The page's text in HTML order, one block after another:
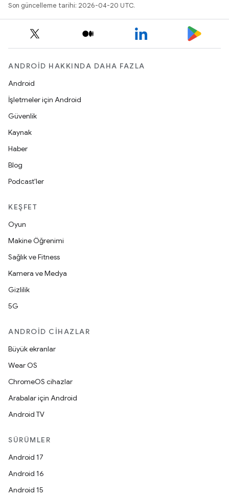
Son güncelleme tarihi: 2026-04-20 UTC.
ANDROID HAKKINDA DAHA FAZLA
Android
İşletmeler için Android
Güvenlik
Kaynak
Haber
Blog
Podcast'ler
KEŞFET
Oyun
Makine Öğrenimi
Sağlık ve Fitness
Kamera ve Medya
Gizlilik
5G
ANDROID CIHAZLAR
Büyük ekranlar
Wear OS
ChromeOS cihazlar
Arabalar için Android
Android TV
SÜRÜMLER
Android 17
Android 16
Android 15